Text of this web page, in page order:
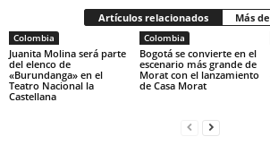
Artículos relacionados Más
Colombia
Juanita Molina será parte
del elenco de
«Burundanga» en el
Teatro Nacional la
Castellana
Colombia
Bogotá se convierte en el
escenario más grande de
Morat con el lanzamiento
de Casa Morat